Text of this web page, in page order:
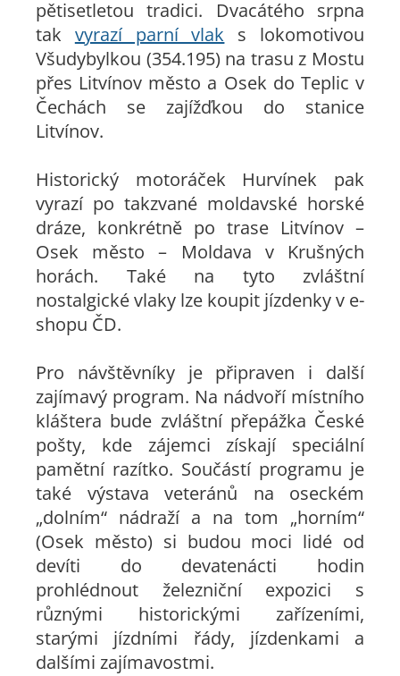
pětisetletou tradici. Dvacátého srpna
tak vyrazí parní vlak s lokomotivou
Všudybylkou (354.195) na trasu z Mostu
přes Litvínov město a Osek do Teplic v
Čechách se zajížďkou do stanice
Litvínov.
Historický motoráček Hurvínek pak
vyrazí po takzvané moldavské horské
dráze, konkrétně po trase Litvínov –
Osek město – Moldava v Krušných
horách. Také na tyto zvláštní
nostalgické vlaky lze koupit jízdenky v e-
shopu ČD.
Pro návštěvníky je připraven i další
zajímavý program. Na nádvoří místního
kláštera bude zvláštní přepážka České
pošty, kde zájemci získají speciální
pamětní razítko. Součástí programu je
také výstava veteránů na oseckém
„dolním“ nádraží a na tom „horním“
(Osek město) si budou moci lidé od
devíti do devatenácti hodin
prohlédnout železniční expozici s
různými historickými zařízeními,
starými jízdními řády, jízdenkami a
dalšími zajímavostmi.